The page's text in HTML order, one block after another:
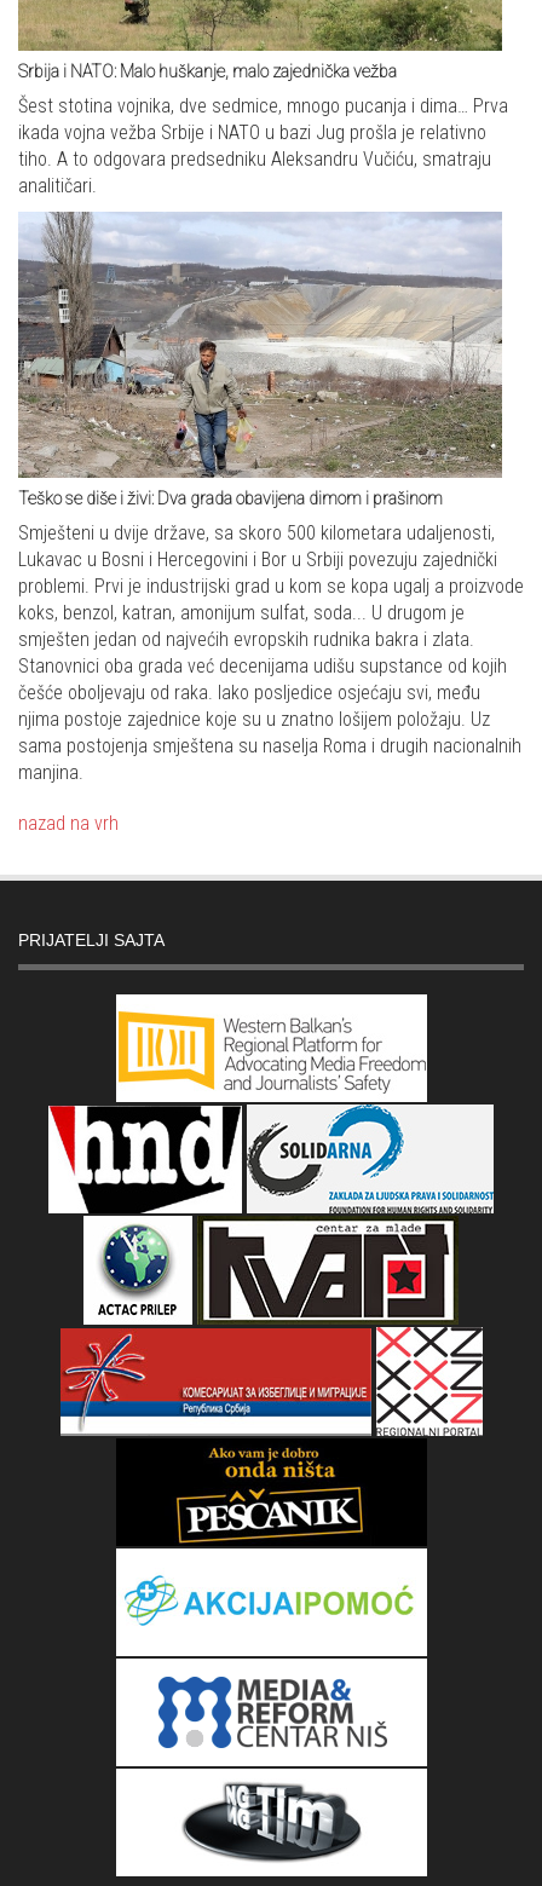
Srbija i NATO: Malo huškanje, malo zajednička vežba
Šest stotina vojnika, dve sedmice, mnogo pucanja i dima… Prva
ikada vojna vežba Srbije i NATO u bazi Jug prošla je relativno
tiho. A to odgovara predsedniku Aleksandru Vučiću, smatraju
analitičari.
Teško se diše i živi: Dva grada obavijena dimom i prašinom
Smješteni u dvije države, sa skoro 500 kilometara udaljenosti,
Lukavac u Bosni i Hercegovini i Bor u Srbiji povezuju zajednički
problemi. Prvi je industrijski grad u kom se kopa ugalj a proizvode
koks, benzol, katran, amonijum sulfat, soda... U drugom je
smješten jedan od najvećih evropskih rudnika bakra i zlata.
Stanovnici oba grada već decenijama udišu supstance od kojih
češće oboljevaju od raka. Iako posljedice osjećaju svi, među
njima postoje zajednice koje su u znatno lošijem položaju. Uz
sama postojenja smještena su naselja Roma i drugih nacionalnih
manjina.
nazad na vrh
PRIJATELJI SAJTA